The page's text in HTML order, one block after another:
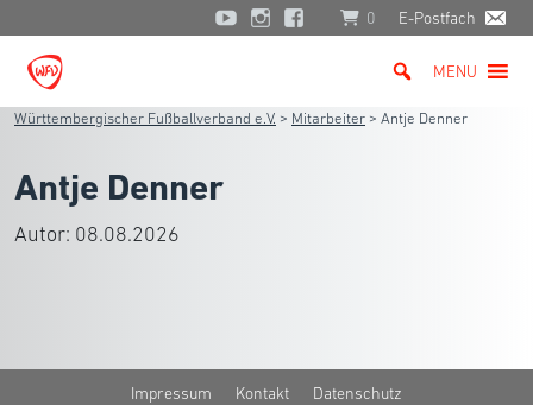
0 E-Postfach
MENU
Württembergischer Fußballverband e.V. > Mitarbeiter > Antje Denner
Antje Denner
Autor: 08.08.2026
Impressum Kontakt Datenschutz